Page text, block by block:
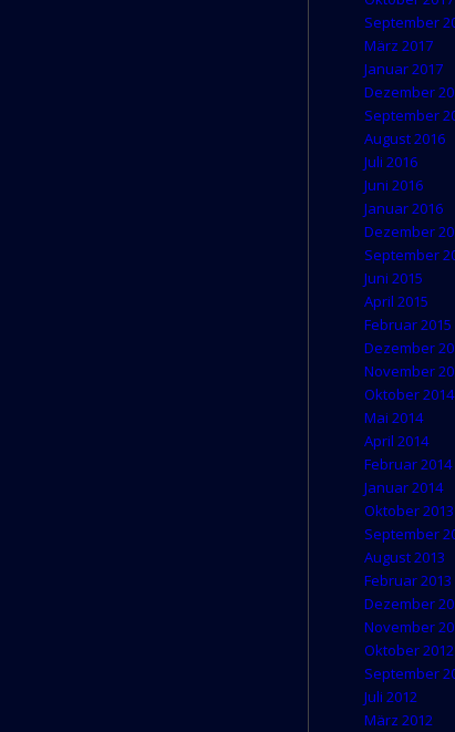
September
März 2017
Januar 2017
Dezember
September
August 2016
Juli 2016
Juni 2016
Januar 2016
Dezember
September
Juni 2015
April 2015
Februar 2015
Dezember
November
Oktober 2014
Mai 2014
April 2014
Februar 2014
Januar 2014
Oktober 2013
September
August 2013
Februar 2013
Dezember
November
Oktober 2012
September
Juli 2012
März 2012